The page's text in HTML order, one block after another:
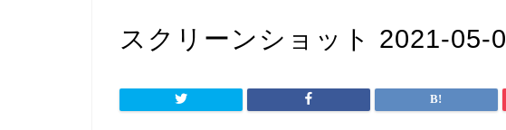
スクリーンショット 2021-05-